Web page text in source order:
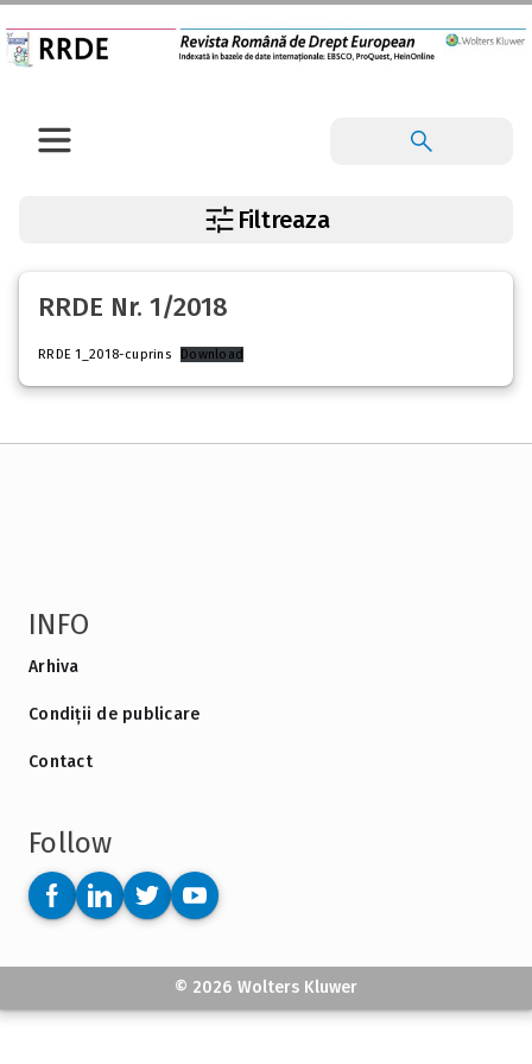
Filtreaza
RRDE Nr. 1/2018
RRDE 1_2018-cuprins Download
INFO
Arhiva
Condiții de publicare
Contact
Follow
© 2026 Wolters Kluwer